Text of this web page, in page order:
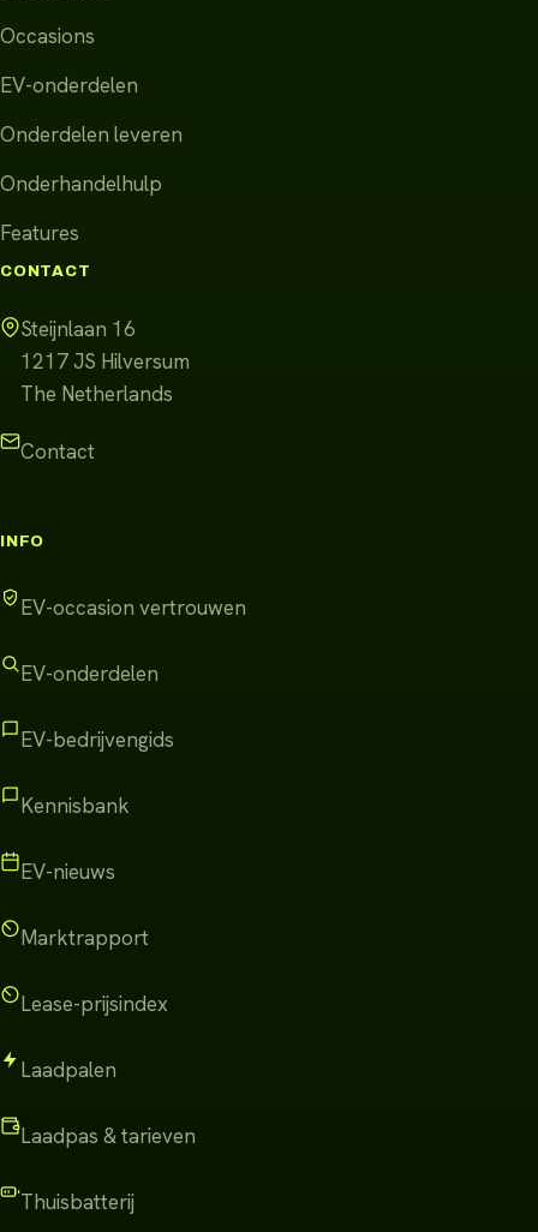
Occasions
EV-onderdelen
Onderdelen leveren
Onderhandelhulp
Features
CONTACT
Steijnlaan 16
1217 JS Hilversum
The Netherlands
Contact
INFO
EV-occasion vertrouwen
EV-onderdelen
EV-bedrijvengids
Kennisbank
EV-nieuws
Marktrapport
Lease-prijsindex
Laadpalen
Laadpas & tarieven
Thuisbatterij